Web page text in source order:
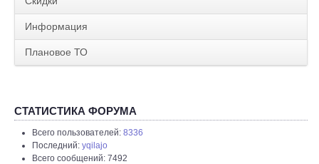
Информация
Плановое ТО
СТАТИСТИКА ФОРУМА
Всего пользователей: 8336
Последний: yqilajo
Всего сообщений: 7492